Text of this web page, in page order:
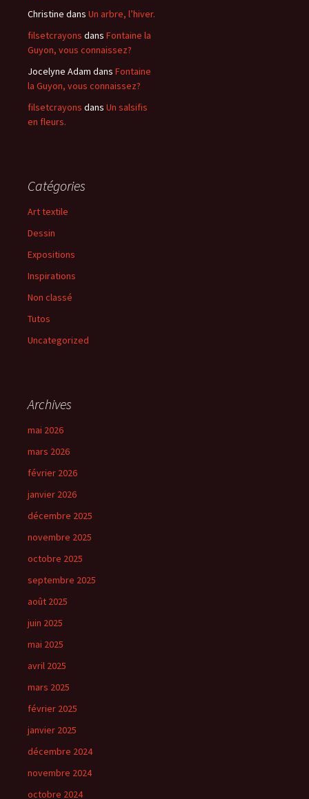
Christine dans Un arbre, l’hiver.
filsetcrayons dans Fontaine la
Guyon, vous connaissez?
Jocelyne Adam dans Fontaine
la Guyon, vous connaissez?
filsetcrayons dans Un salsifis
en fleurs.
Catégories
Art textile
Dessin
Expositions
Inspirations
Non classé
Tutos
Uncategorized
Archives
mai 2026
mars 2026
février 2026
janvier 2026
décembre 2025
novembre 2025
octobre 2025
septembre 2025
août 2025
juin 2025
mai 2025
avril 2025
mars 2025
février 2025
janvier 2025
décembre 2024
novembre 2024
octobre 2024